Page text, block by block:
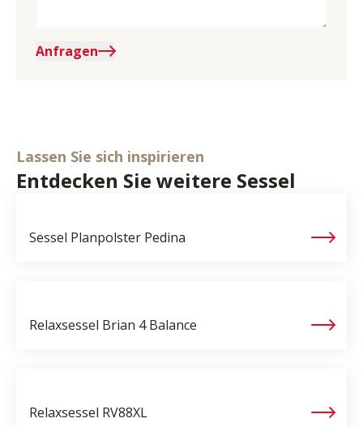
Anfragen
Lassen Sie sich inspirieren
Entdecken Sie weitere Sessel
Sessel Planpolster Pedina
Relaxsessel Brian 4 Balance
Relaxsessel RV88XL